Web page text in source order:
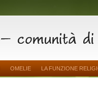
OMELIE LA FUNZIONE